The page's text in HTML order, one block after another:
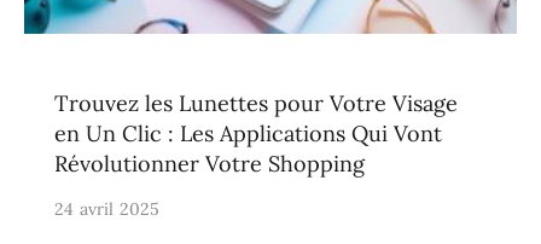
Trouvez les Lunettes pour Votre Visage
en Un Clic : Les Applications Qui Vont
Révolutionner Votre Shopping
24 avril 2025